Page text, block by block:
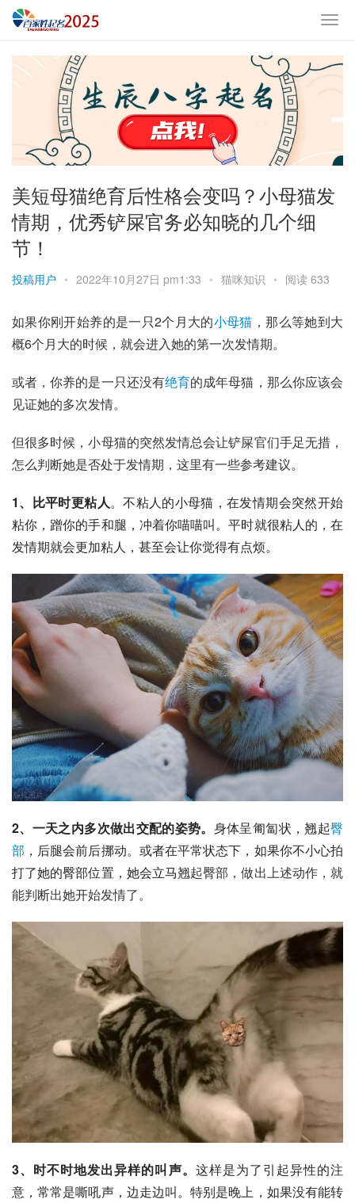
美短母猫绝育后性格会变吗？小母猫发
情期，优秀铲屎官务必知晓的几个细
节！
投稿用户 • 2022年10月27日 pm1:33 • 猫咪知识 • 阅读 633
如果你刚开始养的是一只2个月大的小母猫 ，那么等她到大
概6个月大的时候，就会进入她的第一次发情期。
或者，你养的是一只还没有绝育的成年母猫，那么你应该会
见证她的多次发情。
但很多时候，小母猫的突然发情总会让铲屎官们手足无措，
怎么判断她是否处于发情期，这里有一些参考建议。
1、比平时更粘人。不粘人的小母猫，在发情期会突然开始
粘你，蹭你的手和腿，冲着你喵喵叫。平时就很粘人的，在
发情期就会更加粘人，甚至会让你觉得有点烦。
2、一天之内多次做出交配的姿势。 身体呈匍匐状，翘起臀
部 ，后腿会前后挪动。或者在平常状态下，如果你不小心拍
打了她的臀部位置，她会立马翘起臀部，做出上述动作，就
能判断出她开始发情了。
3、时不时地发出异样的叫声。 这样是为了引起异性的注
意，常常是嘶吼声，边走边叫。特别是晚上，如果没有能转